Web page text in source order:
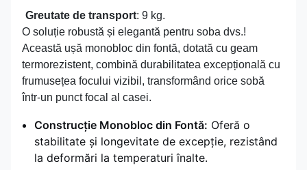
Greutate de transport: 9 kg.
O soluție robustă și elegantă pentru soba dvs.!
Această ușă monobloc din fontă, dotată cu geam
termorezistent, combină durabilitatea excepțională cu
frumusețea focului vizibil, transformând orice sobă
într-un punct focal al casei.
Construcție Monobloc din Fontă: Oferă o
stabilitate și longevitate de excepție, rezistând
la deformări la temperaturi înalte.